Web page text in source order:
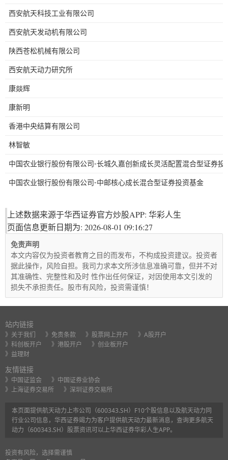
西安航天科技工业有限公司
西安航天发动机有限公司
陕西苍松机械有限公司
西安航天动力研究所
康燚辉
康新明
香港中央结算有限公司
林智敏
中国农业银行股份有限公司-长城久嘉创新成长灵活配置混合型证券投
中国农业银行股份有限公司-中邮核心成长混合型证券投资基金
上述数据来源于华西证券官方炒股APP: 华彩人生
页面信息更新日期为: 2026-08-01 09:16:27
免责声明
本文内容仅为投资者教育之目的而发布，不构成投资建议。投资者
据此操作，风险自担。我司力求本文所涉信息准确可靠，但并不对
其准确性、完整性和及时 性作出任何保证，对因使用本文引发的
损失不承担责任。股市有风险，投资需谨慎！
站内链接
》关于我们 》免责条款 》股票网上开户
》A股开户
》科创板开户
》港股开户
》创业板开户
》益理财
友情链接
》中国证监会
》中国证券业协会
》上海证券交易所
》深圳证券交易所
本页面提供航天动力上市公司（600343.SH）F10个股信息以及航天动力同
行业公司信息，华西证券竭力为客户提供航天动力最新消息，查询更多航天
动力（600343.SH）股票资讯可以上华西证券华彩人生APP。
投资有风险，选择需谨慎